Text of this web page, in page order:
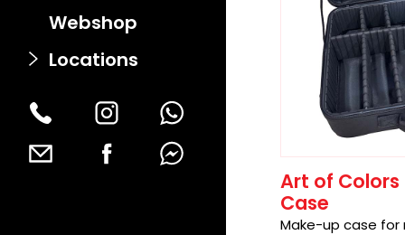
Webshop
Locations
Art of
Case
Make-up case